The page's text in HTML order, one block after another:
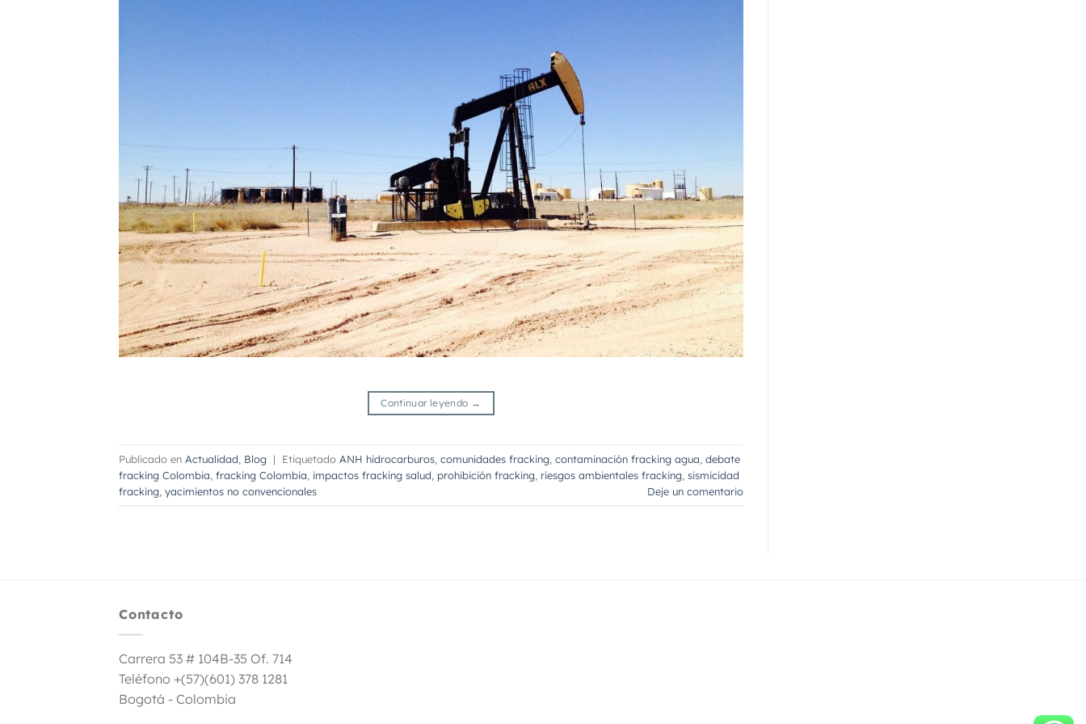
Continuar leyendo →
Publicado en Actualidad Blog | Etiquetado ANH hidrocarburos comunidades fracking contaminación fracking agua debate
fracking Colombia fracking Colombia impactos fracking salud prohibición fracking riesgos ambientales fracking sismicidad
fracking yacimientos no convencionales Deje un comentario
Contacto
Carrera 53 # 104B-35 Of. 714
Teléfono +(57)(601) 378 1281
Bogotá - Colombia